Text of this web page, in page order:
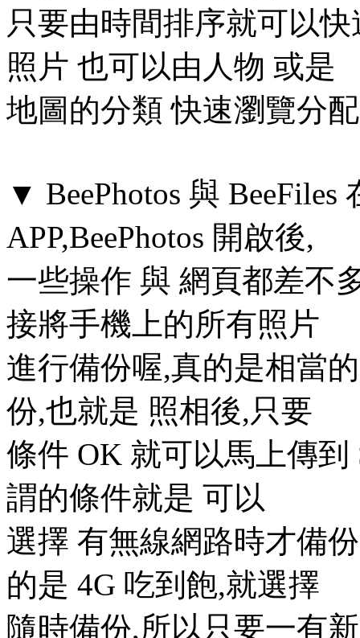
只要由時間排序就可以
照片 也可以由人物 或是
地圖的分類 快速瀏覽分
▼ BeePhotos 與
APP,BeePhotos 開啟後,
一些操作 與 網頁都差不
接將手機上的所有照片
進行備份喔,真的是相當
份,也就是 照相後,只要
條件 OK 就可以馬上傳到
謂的條件就是 可以
選擇 有無線網路時才備
的是 4G 吃到飽,就選擇
隨時備份,所以只要一有